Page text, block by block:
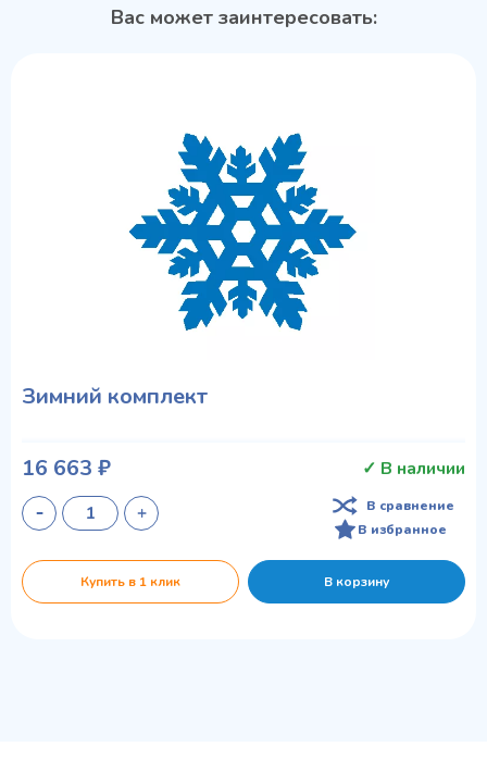
Вас может заинтересовать:
Зимний комплект
16 663 ₽ ✓ В наличии
В сравнение
В избранное
Купить в 1 клик В корзину